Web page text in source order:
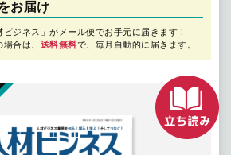
お届け
ビジネス」がメール便でお手元に届きます！
合は、 送料無料で、毎月自動的に届きます。